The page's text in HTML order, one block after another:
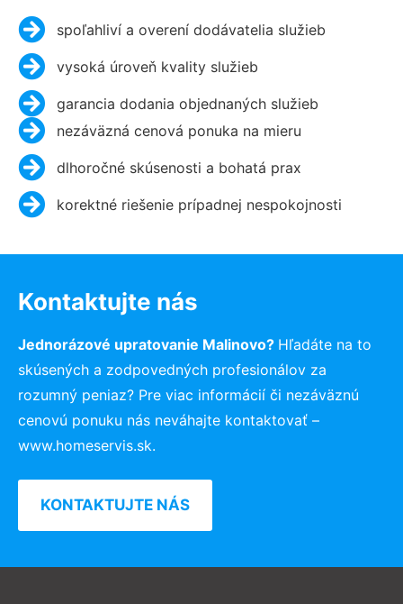
spoľahliví a overení dodávatelia služieb
vysoká úroveň kvality služieb
garancia dodania objednaných služieb
nezáväzná cenová ponuka na mieru
dlhoročné skúsenosti a bohatá prax
korektné riešenie prípadnej nespokojnosti
Kontaktujte nás
Jednorázové upratovanie Malinovo? Hľadáte na to
skúsených a zodpovedných profesionálov za
rozumný peniaz? Pre viac informácií či nezáväznú
cenovú ponuku nás neváhajte kontaktovať –
www.homeservis.sk.
KONTAKTUJTE NÁS